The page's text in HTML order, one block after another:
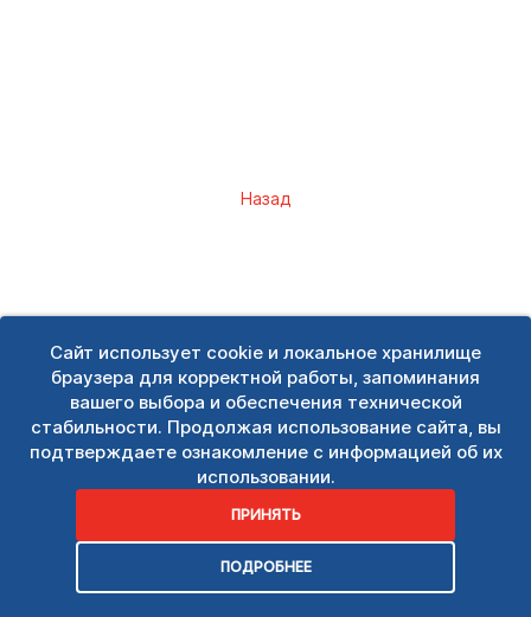
Сайт использует cookie и локальное хранилище
браузера для корректной работы, запоминания
вашего выбора и обеспечения технической
стабильности. Продолжая использование сайта, вы
подтверждаете ознакомление с информацией об их
использовании.
ПРИНЯТЬ
ПОДРОБНЕЕ
Назад